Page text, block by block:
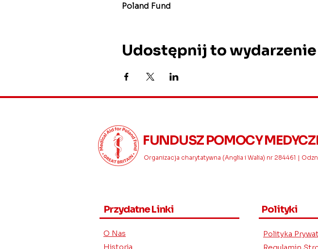
Poland Fund
Udostępnij to wydarzenie
FUNDUSZ POMOCY
Organizacja charytatywna (Anglia i Walia) nr 284461 |
Przydatne Linki
O Nas
Historia
Polityki
Polityka